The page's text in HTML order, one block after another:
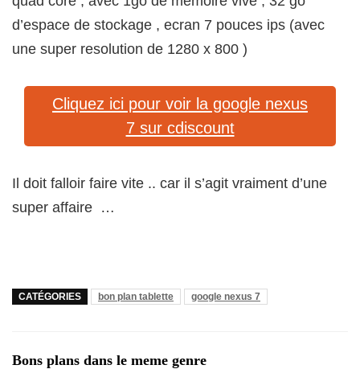
d’espace de stockage , ecran 7 pouces ips (avec
une super resolution de 1280 x 800 )
Cliquez ici pour voir la google nexus
7 sur cdiscount
Il doit falloir faire vite .. car il s’agit vraiment d’une
super affaire …
CATÉGORIES bon plan tablette google nexus 7
Bons plans dans le meme genre